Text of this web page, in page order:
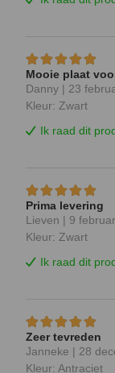
Mooie plaat
Danny | 23
Kleur: Zwart
Ik raad dit
Prima levering
Lieven | 9
Kleur: Zwart
Ik raad dit
Zeer tevreden
Janneke | 28
Kleur: Antraciet